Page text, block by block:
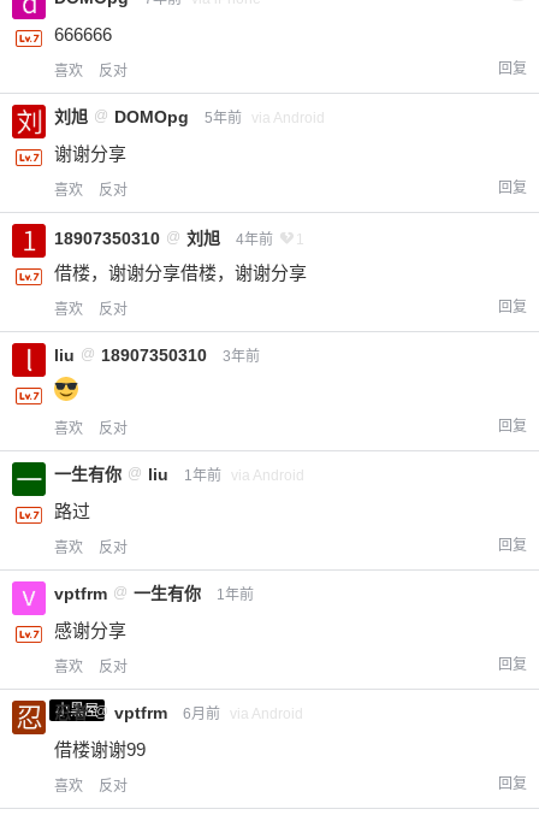
666666
喜欢 反对 回复
刘旭 @ DOMOpg 5年前 via Android
谢谢分享
喜欢 反对 回复
18907350310 @ 刘旭 4年前 1
借楼，谢谢分享借楼，谢谢分享
喜欢 反对 回复
liu @ 18907350310 3年前
喜欢 反对 回复
一生有你 @ liu 1年前 via Android
路过
喜欢 反对 回复
vptfrm @ 一生有你 1年前
感谢分享
喜欢 反对 回复
小黑屋
忍者 @ vptfrm 6月前 via Android
借楼谢谢99
喜欢 反对 回复